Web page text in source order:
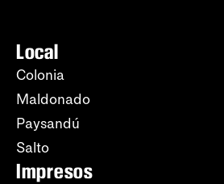
Local
Colonia
Maldonado
Paysandú
Salto
Impresos